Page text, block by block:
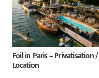
Foil in Paris – Privatisation /
Location